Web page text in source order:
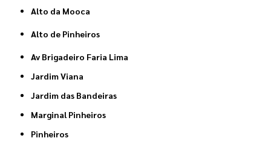
Alto da Mooca
Alto de Pinheiros
Av Brigadeiro Faria Lima
Jardim Viana
Jardim das Bandeiras
Marginal Pinheiros
Pinheiros